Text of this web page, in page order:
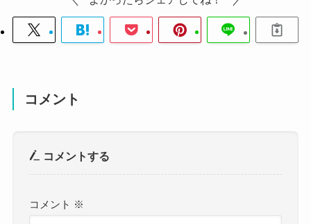
コメント
コメントする
コメント ※